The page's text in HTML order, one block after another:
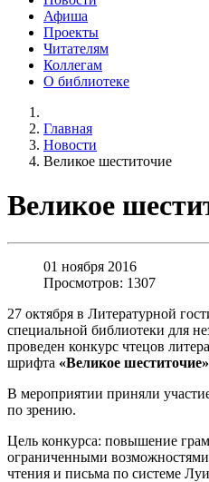
Афиша
Проекты
Читателям
Коллегам
О библиотеке
Главная
Новости
Великое шеститочие
Великое
01 ноября 2016
Просмотров: 1307
27 октября в Литературной
специальной библиотеки для
проведен конкурс чтецов
шрифта «Великое
В мероприятии приняли
по зрению.
Цель конкурса: повышение
ограниченными
чтения и письма по системе